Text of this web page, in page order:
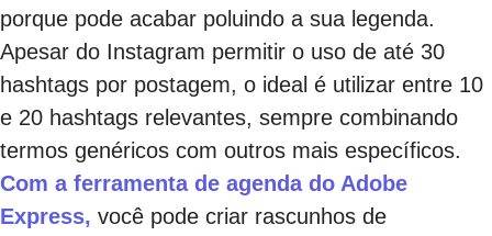
porque pode acabar poluindo a sua legenda.
Apesar do Instagram permitir o uso de até 30
hashtags por postagem, o ideal é utilizar entre 10
e 20 hashtags relevantes, sempre combinando
termos genéricos com outros mais específicos.
Com a ferramenta de agenda do Adobe
Express, você pode criar rascunhos de